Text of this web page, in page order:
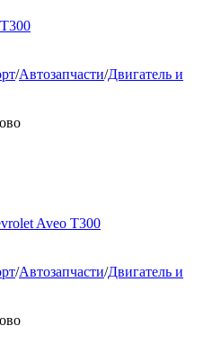
/Автозапчасти/Двигатель и
Aveo T300
/Автозапчасти/Двигатель и